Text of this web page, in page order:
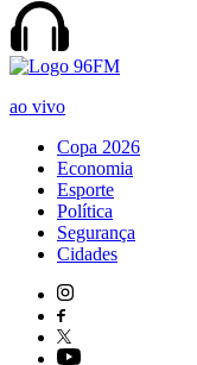
ao vivo
Copa 2026
Economia
Esporte
Política
Segurança
Cidades